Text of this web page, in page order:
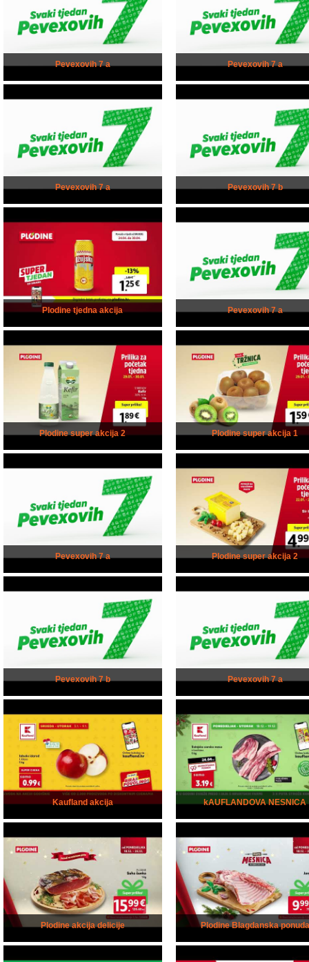
Pevexovih 7 a Pevexovih 7 a
Pevexovih 7 a Pevexovih 7 b
Plodine tjedna akcija Pevexovih 7 a
Plodine super akcija 2 Plodine super akcija 1
Pevexovih 7 a Plodine super akcija 2
Pevexovih 7 b Pevexovih 7 a
Kaufland akcija kAUFLANDOVA NESNICA
Plodine akcija delicije Plodine Blagdanska ponuda